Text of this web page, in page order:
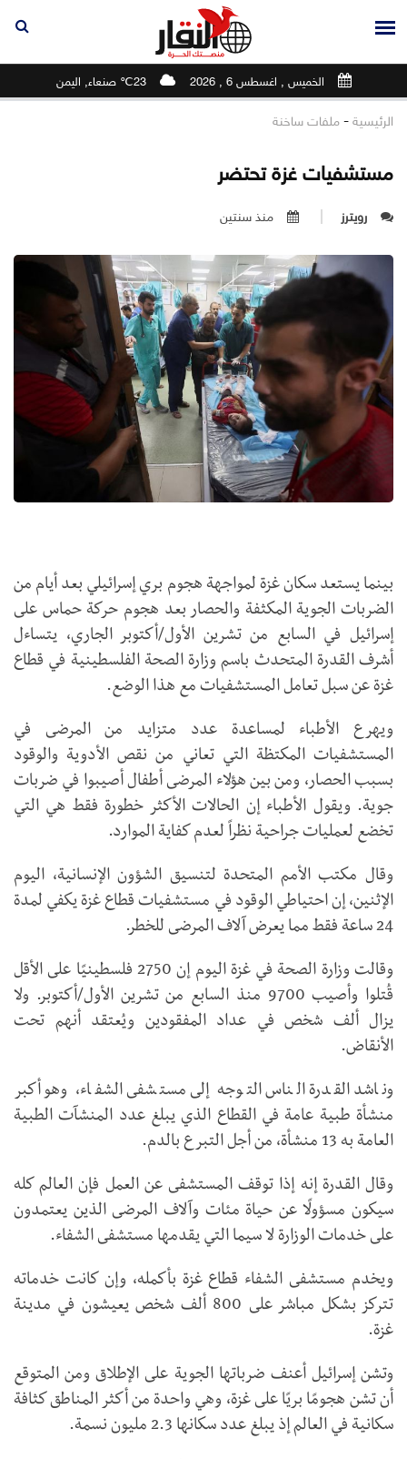
الخميس , اغسطس 6 , 2026 23℃ صنعاء, اليمن
الرئيسية - ملفات ساخنة
مستشفيات غزة تحتضر
رويترز منذ سنتين
بينما يستعد سكان غزة لمواجهة هجوم بري إسرائيلي بعد أيام من
الضربات الجوية المكثفة والحصار بعد هجوم حركة حماس على
إسرائيل في السابع من تشرين الأول/أكتوبر الجاري، يتساءل
أشرف القدرة المتحدث باسم وزارة الصحة الفلسطينية في قطاع
غزة عن سبل تعامل المستشفيات مع هذا الوضع.
ويهرع الأطباء لمساعدة عدد متزايد من المرضى في
المستشفيات المكتظة التي تعاني من نقص الأدوية والوقود
بسبب الحصار، ومن بين هؤلاء المرضى أطفال أصيبوا في ضربات
جوية. ويقول الأطباء إن الحالات الأكثر خطورة فقط هي التي
تخضع لعمليات جراحية نظراً لعدم كفاية الموارد.
وقال مكتب الأمم المتحدة لتنسيق الشؤون الإنسانية، اليوم
الإثنين، إن احتياطي الوقود في مستشفيات قطاع غزة يكفي لمدة
24 ساعة فقط مما يعرض آلاف المرضى للخطر.
وقالت وزارة الصحة في غزة اليوم إن 2750 فلسطينيًا على الأقل
قُتلوا وأصيب 9700 منذ السابع من تشرين الأول/أكتوبر. ولا
يزال ألف شخص في عداد المفقودين ويُعتقد أنهم تحت
الأنقاض.
وناشد القدرة الناس التوجه إلى مستشفى الشفاء، وهو أكبر
منشأة طبية عامة في القطاع الذي يبلغ عدد المنشآت الطبية
العامة به 13 منشأة، من أجل التبرع بالدم.
وقال القدرة إنه إذا توقف المستشفى عن العمل فإن العالم كله
سيكون مسؤولًا عن حياة مئات وآلاف المرضى الذين يعتمدون
على خدمات الوزارة لا سيما التي يقدمها مستشفى الشفاء.
ويخدم مستشفى الشفاء قطاع غزة بأكمله، وإن كانت خدماته
تتركز بشكل مباشر على 800 ألف شخص يعيشون في مدينة
غزة.
وتشن إسرائيل أعنف ضرباتها الجوية على الإطلاق ومن المتوقع
أن تشن هجومًا بريًا على غزة، وهي واحدة من أكثر المناطق كثافة
سكانية في العالم إذ يبلغ عدد سكانها 2.3 مليون نسمة.